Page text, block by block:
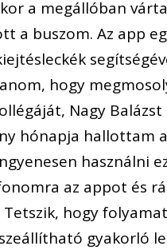
a megállóban
a buszom. Az app
hogy
Nagy
hónapja hallottam
használni
az appot és
hogy
gyakorló